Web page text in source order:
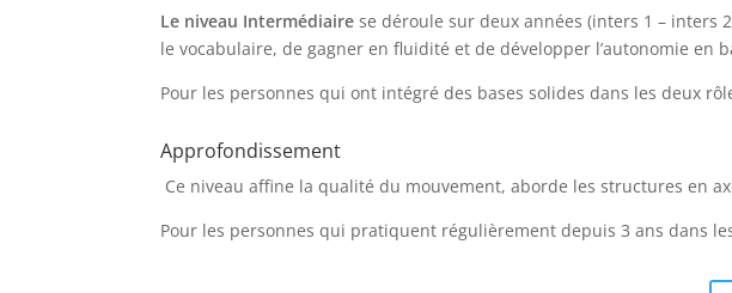
Le niveau Intermédiaire se déroule sur deux années (inters 1 – inters
le vocabulaire, de gagner en fluidité et de développer l’autonomie en
Pour les personnes qui ont intégré des bases solides dans les deux
Approfondissement
Ce niveauaffine la qualité du mouvement, aborde les structures en
Pour les personnes qui pratiquent régulièrement depuis 3 ans dans